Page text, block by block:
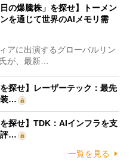
日の爆騰株」を探せ】トーメン
を通じて世界のAIメモリ需
アに出演するグローバルリン
が、最新…
探せ】レーザーテック：最先
装…
探せ】TDK：AIインフラを支
評…
一覧を見る